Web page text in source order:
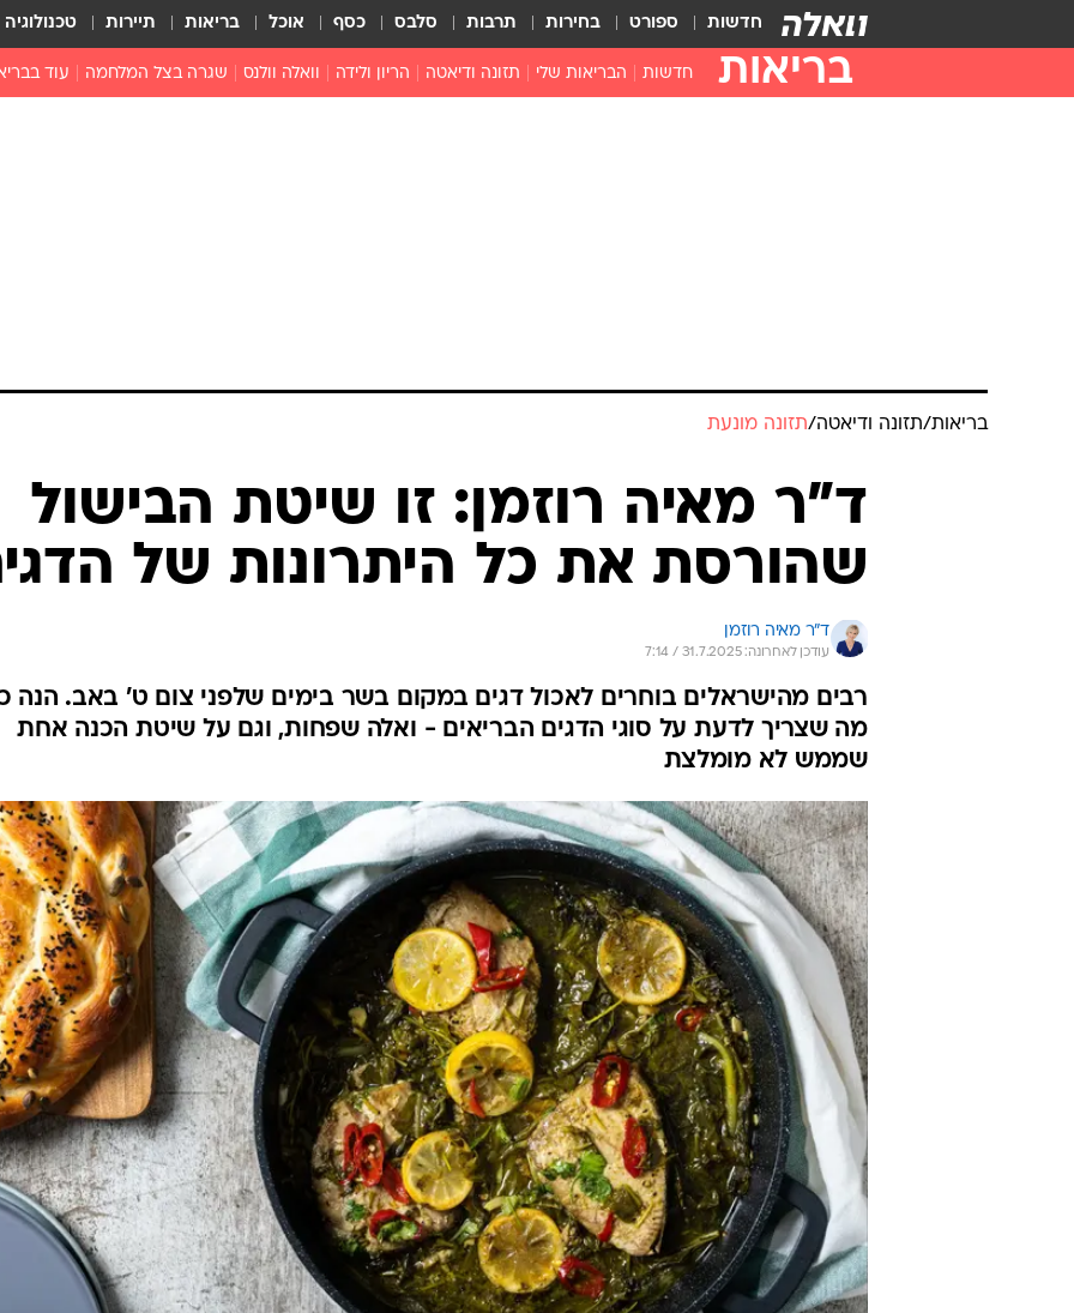
חדשות ספורט בחירות תרבות סלבס כסף אוכל בריאות תיירות טכנולוגיה
בריאות חדשות הבריאות שלי תזונה ודיאטה הריון ולידה וואלה וולנס שגרה בצל המלחמה עוד
רפואה
לחיות נכון
יופי וטיפוח
כל
כתבו לנו
בריאות/תזונה ודיאטה/תזונה מונעת
ד"ר מאיה רוזמן: זו שיטת הבישול
שהורסת את כל היתרונות של
ד"ר מאיה רוזמן
עודכן לאחרונה: 31.7.2025 / 7:14
רבים מהישראלים בוחרים לאכול דגים במקום בשר בימים שלפני צום ט' באב. הנה
מה שצריך לדעת על סוגי הדגים הבריאים - ואלה שפחות, וגם על שיטת הכנה אחת
שממש לא מומלצת